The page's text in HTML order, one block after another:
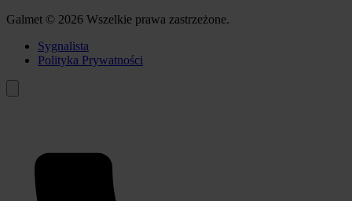
Galmet © 2026 Wszelkie prawa zastrzeżone.
Sygnalista
Polityka Prywatności